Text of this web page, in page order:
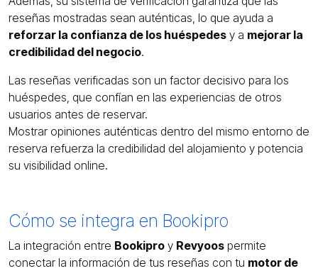
reseñas mostradas sean auténticas, lo que ayuda a
reforzar la confianza de los huéspedes y a mejorar la
credibilidad del negocio.
Las reseñas verificadas son un factor decisivo para los
huéspedes, que confían en las experiencias de otros
usuarios antes de reservar.
Mostrar opiniones auténticas dentro del mismo entorno de
reserva refuerza la credibilidad del alojamiento y potencia
su visibilidad online.
Cómo se integra en Bookipro
La integración entre Bookipro y Revyoos permite
conectar la información de tus reseñas con tu motor de